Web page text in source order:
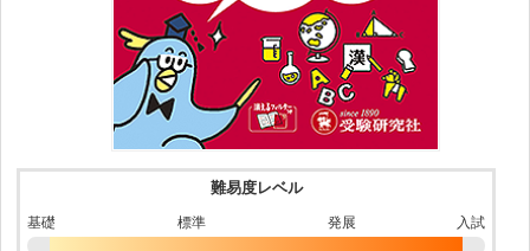
難易度レベル
基礎 標準 発展 入試